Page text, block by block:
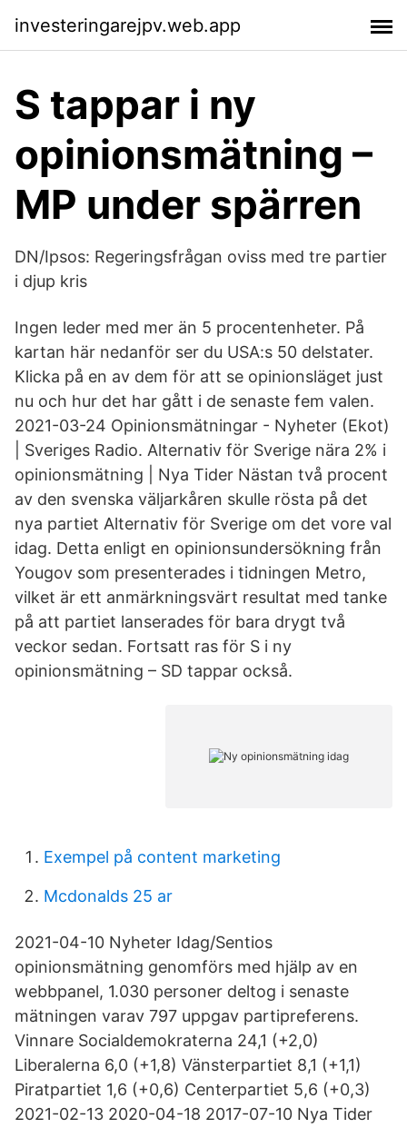
investeringarejpv.web.app
S tappar i ny
opinionsmätning –
MP under spärren
DN/Ipsos: Regeringsfrågan oviss med tre partier
i djup kris
Ingen leder med mer än 5 procentenheter. På
kartan här nedanför ser du USA:s 50 delstater.
Klicka på en av dem för att se opinionsläget just
nu och hur det har gått i de senaste fem valen.
2021-03-24 Opinionsmätningar - Nyheter (Ekot)
| Sveriges Radio. Alternativ för Sverige nära 2% i
opinionsmätning | Nya Tider Nästan två procent
av den svenska väljarkåren skulle rösta på det
nya partiet Alternativ för Sverige om det vore val
idag. Detta enligt en opinionsundersökning från
Yougov som presenterades i tidningen Metro,
vilket är ett anmärkningsvärt resultat med tanke
på att partiet lanserades för bara drygt två
veckor sedan. Fortsatt ras för S i ny
opinionsmätning – SD tappar också.
Exempel på content marketing
Mcdonalds 25 ar
2021-04-10 Nyheter Idag/Sentios
opinionsmätning genomförs med hjälp av en
webbpanel, 1.030 personer deltog i senaste
mätningen varav 797 uppgav partipreferens.
Vinnare Socialdemokraterna 24,1 (+2,0)
Liberalerna 6,0 (+1,8) Vänsterpartiet 8,1 (+1,1)
Piratpartiet 1,6 (+0,6) Centerpartiet 5,6 (+0,3)
2021-02-13 2020-04-18 2017-07-10 Nya Tider